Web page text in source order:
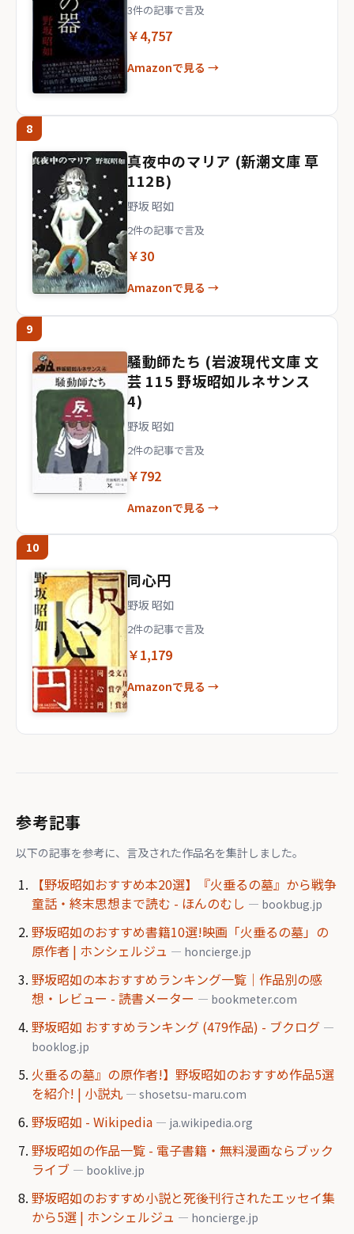
3件の記事で言及
￥4,757
Amazonで見る →
8
真夜中のマリア (新潮文庫 草
112B)
野坂 昭如
2件の記事で言及
￥30
Amazonで見る →
9
騒動師たち (岩波現代文庫 文
芸 115 野坂昭如ルネサンス
4)
野坂 昭如
2件の記事で言及
￥792
Amazonで見る →
10
同心円
野坂 昭如
2件の記事で言及
￥1,179
Amazonで見る →
参考記事
以下の記事を参考に、言及された作品名を集計しました。
【野坂昭如おすすめ本20選】『火垂るの墓』から戦争
童話・終末思想まで読む - ほんのむし — bookbug.jp
野坂昭如のおすすめ書籍10選!映画「火垂るの墓」の
原作者 | ホンシェルジュ — honcierge.jp
野坂昭如の本おすすめランキング一覧｜作品別の感
想・レビュー - 読書メーター — bookmeter.com
野坂昭如 おすすめランキング (479作品) - ブクログ —
booklog.jp
火垂るの墓』の原作者!】野坂昭如のおすすめ作品5選
を紹介! | 小説丸 — shosetsu-maru.com
野坂昭如 - Wikipedia — ja.wikipedia.org
野坂昭如の作品一覧 - 電子書籍・無料漫画ならブック
ライブ — booklive.jp
野坂昭如のおすすめ小説と死後刊行されたエッセイ集
から5選 | ホンシェルジュ — honcierge.jp